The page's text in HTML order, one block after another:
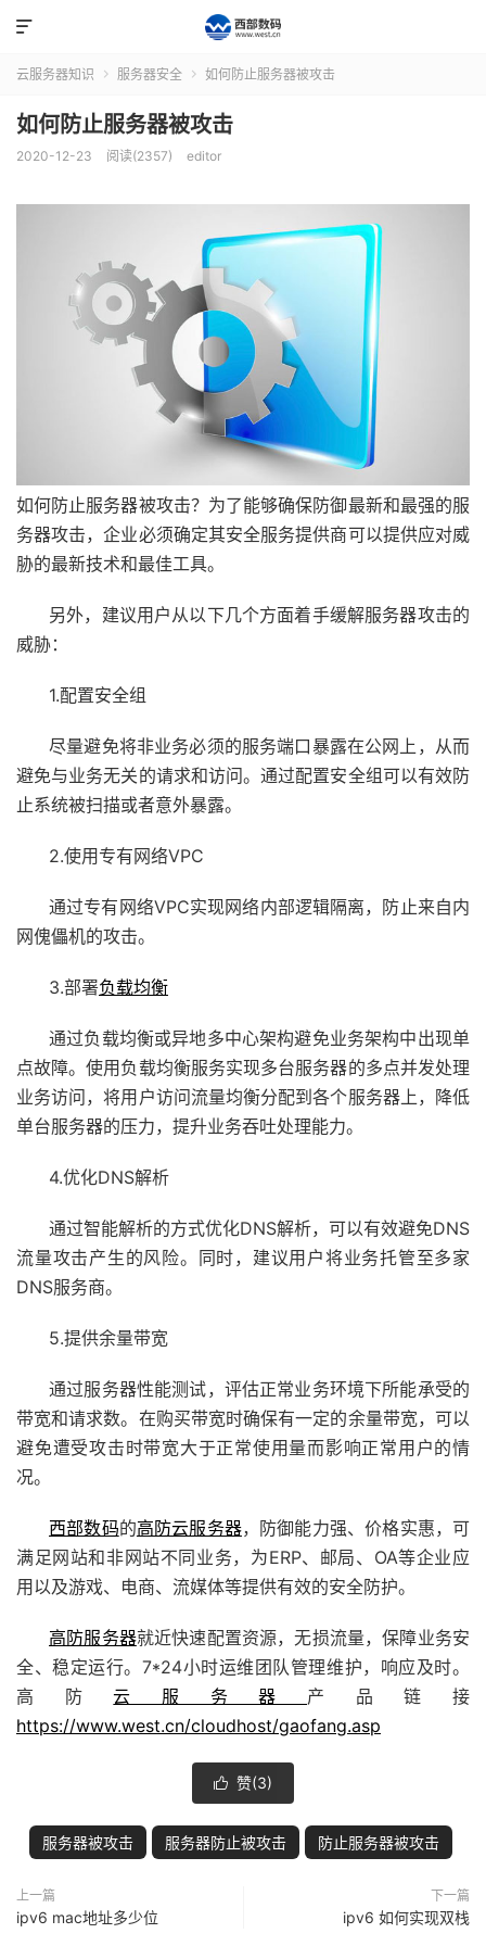

云服务器知识  服务器安全  如何防止服务器被攻击
如何防止服务器被攻击
2020-12-23 阅读(2357) editor
如何防止服务器被攻击？为了能够确保防御最新和最强的服
务器攻击，企业必须确定其安全服务提供商可以提供应对威
胁的最新技术和最佳工具。
另外，建议用户从以下几个方面着手缓解服务器攻击的
威胁：
1.配置安全组
尽量避免将非业务必须的服务端口暴露在公网上，从而
避免与业务无关的请求和访问。通过配置安全组可以有效防
止系统被扫描或者意外暴露。
2.使用专有网络VPC
通过专有网络VPC实现网络内部逻辑隔离，防止来自内
网傀儡机的攻击。
3.部署负载均衡
通过负载均衡或异地多中心架构避免业务架构中出现单
点故障。使用负载均衡服务实现多台服务器的多点并发处理
业务访问，将用户访问流量均衡分配到各个服务器上，降低
单台服务器的压力，提升业务吞吐处理能力。
4.优化DNS解析
通过智能解析的方式优化DNS解析，可以有效避免DNS
流量攻击产生的风险。同时，建议用户将业务托管至多家
DNS服务商。
5.提供余量带宽
通过服务器性能测试，评估正常业务环境下所能承受的
带宽和请求数。在购买带宽时确保有一定的余量带宽，可以
避免遭受攻击时带宽大于正常使用量而影响正常用户的情
况。
西部数码的高防云服务器，防御能力强、价格实惠，可
满足网站和非网站不同业务，为ERP、邮局、OA等企业应
用以及游戏、电商、流媒体等提供有效的安全防护。
高防服务器就近快速配置资源，无损流量，保障业务安
全、稳定运行。7*24小时运维团队管理维护，响应及时。
高防云服务器 产品链接
https://www.west.cn/cloudhost/gaofang.asp
 赞(3)
服务器被攻击 服务器防止被攻击 防止服务器被攻击
上一篇
ipv6 mac地址多少位
下一篇
ipv6 如何实现双栈